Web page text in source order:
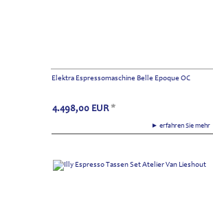
Elektra Espressomaschine Belle Epoque OC
► erfahren Sie mehr
4.498,00 EUR *